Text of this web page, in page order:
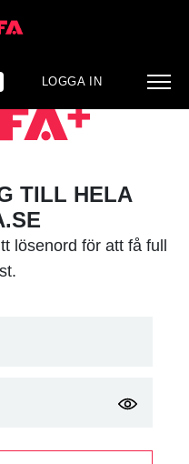
LOGGA IN
TILL HELA
lösenord för att få full